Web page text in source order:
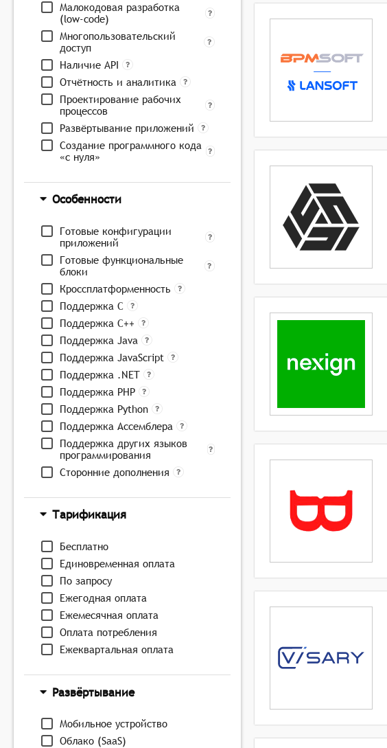
Малокодовая разработка
(low-code)
Многопользовательский
доступ
Наличие API
Отчётность и аналитика
Проектирование рабочих
процессов
Развёртывание приложений
Создание программного кода
«с нуля»
Особенности
Готовые конфигурации
приложений
Готовые функциональные
блоки
Кроссплатформенность
Поддержка C
Поддержка C++
Поддержка Java
Поддержка JavaScript
Поддержка .NET
Поддержка PHP
Поддержка Python
Поддержка Ассемблера
Поддержка других языков
программирования
Сторонние дополнения
Тарификация
Бесплатно
Единовременная оплата
По запросу
Ежегодная оплата
Ежемесячная оплата
Оплата потребления
Ежеквартальная оплата
Развёртывание
Мобильное устройство
Облако (SaaS)